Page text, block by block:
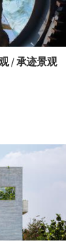
/ 承迹景观